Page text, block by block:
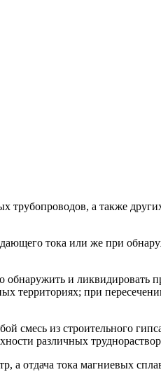
а также
тока или же при
и ликвидировать
территориях; при
смесь из строительного
различных
отдача тока магниевых